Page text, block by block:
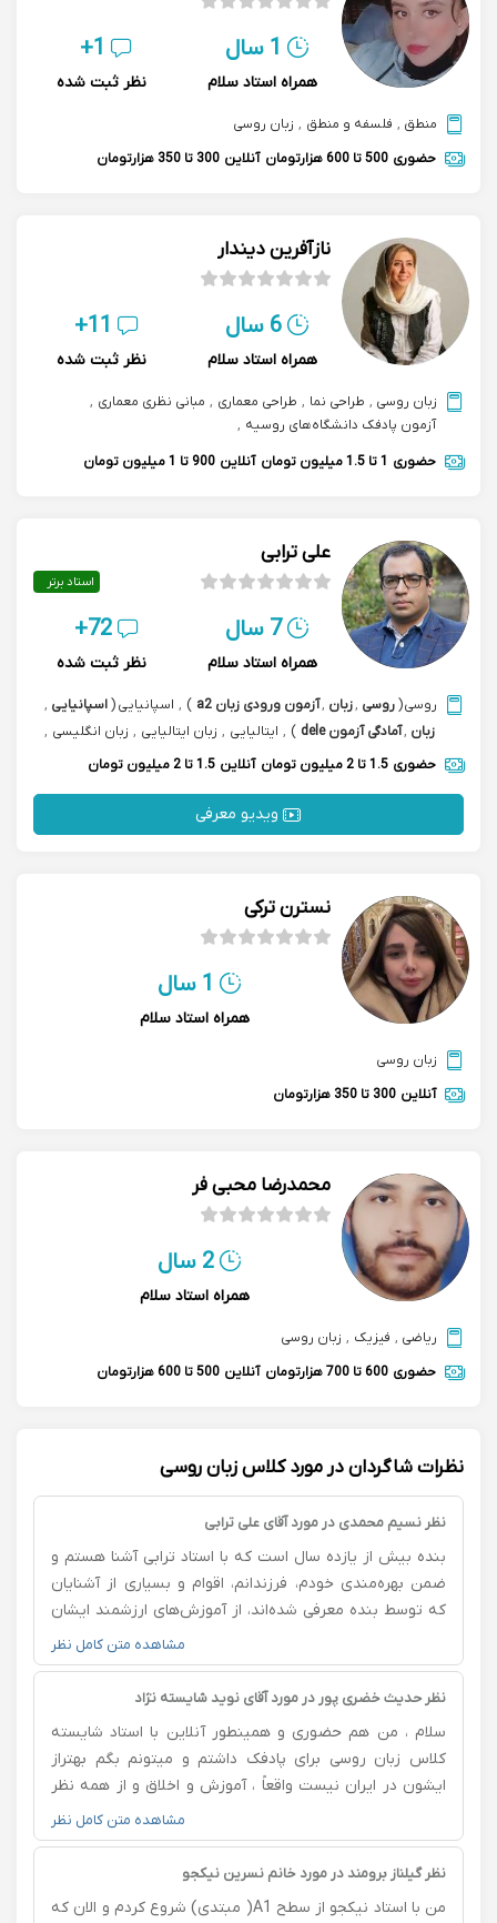
1 سال
همراه استاد سلام
1+
نظر ثبت شده
منطق , فلسفه و منطق , زبان روسی
حضوری 500 تا 600 هزارتومان آنلاین 300 تا 350 هزارتومان
نازآفرین دیندار
6 سال
همراه استاد سلام
11+
نظر ثبت شده
زبان روسی , طراحی نما , طراحی معماری , مبانی نظری معماری ,
آزمون پادفک دانشگاه‌های روسیه ,
حضوری 1 تا 1.5 میلیون تومان آنلاین 900 تا 1 میلیون تومان
علی ترابی
استاد برتر
7 سال
همراه استاد سلام
72+
نظر ثبت شده
روسی(روسی ,زبان ,آزمون ورودی زبان a2 )
, اسپانیایی(اسپانیایی ,
زبان ,آمادگی آزمون dele )
, ایتالیایی , زبان ایتالیایی , زبان انگلیسی ,
آزمون پادفک دانشگاه‌های روسیه
حضوری 1.5 تا 2 میلیون تومان آنلاین 1.5 تا 2 میلیون تومان
ویدیو معرفی
نسترن ترکی
1 سال
همراه استاد سلام
زبان روسی
آنلاین 300 تا 350 هزارتومان
محمدرضا محبی فر
2 سال
همراه استاد سلام
ریاضی , فیزیک , زبان روسی
حضوری 600 تا 700 هزارتومان آنلاین 500 تا 600 هزارتومان
نظرات شاگردان در مورد کلاس زبان روسی
نظر نسیم محمدی در مورد آقای علی ترابی
بنده بیش از یازده سال است که با استاد ترابی آشنا هستم و
ضمن بهره‌مندی خودم، فرزندانم، اقوام و بسیاری از آشنایان
که توسط بنده معرفی شده‌اند، از آموزش‌های ارزشمند ایشان
استفاده کرده‌ایم. بسیار سعادتمندم که در حال حاضر کلیه
درس‌های دبیرستان پسرم تحت آموزش فرد فرهیخته و
باسوادی همچون جناب آقای ترابی قرار دارد
مشاهده متن کامل نظر
نظر حدیث خضری پور در مورد آقای نوید شایسته نژاد
سلام ، من هم حضوری و همینطور آنلاین با استاد شایسته
کلاس زبان روسی برای پادفک داشتم و میتونم بگم بهتراز
ایشون در ایران نیست واقعاً ، آموزش و اخلاق و از همه نظر
عالی هستن. من با دوتا استاد دیگه هم کار کردم ولی راضی
نبودم ، استاد شایسته معجزه هستن واقعاً ، با خیال راحت
اموزشتون و مسیرتون رو بهشون بسپرین ، من که واقعاً
مشاهده متن کامل نظر
نظر گیلناز برومند در مورد خانم نسرین نیکجو
من با استاد نیکجو از سطح A1( مبتدی) شروع کردم و الان که